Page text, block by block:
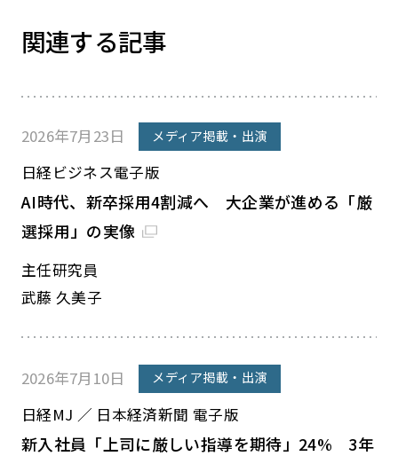
関連する記事
2026年7月23日 メディア掲載・出演
日経ビジネス電子版
AI時代、新卒採用4割減へ 大企業が進める「厳
選採用」の実像
主任研究員
武藤 久美子
2026年7月10日 メディア掲載・出演
日経MJ ／ 日本経済新聞 電子版
新入社員「上司に厳しい指導を期待」24% 3年